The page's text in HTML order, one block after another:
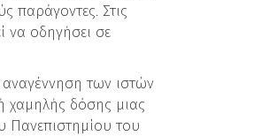
παράγοντες. Στις
να οδηγήσει σε
των ιστών
χαμηλής δόσης μιας
του